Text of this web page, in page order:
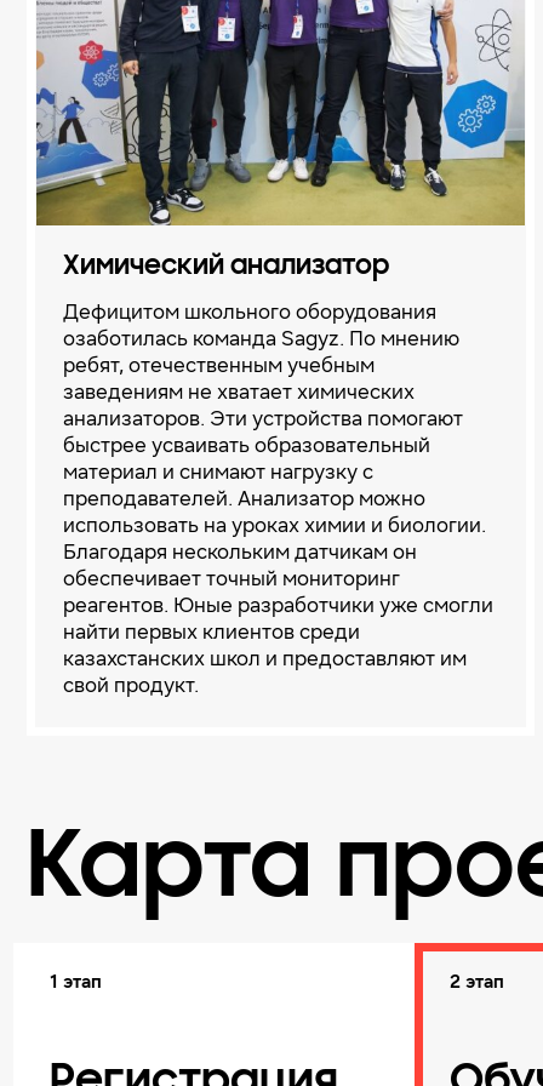
Химический анализатор
Дефицитом школьного оборудования
озаботилась команда Sagyz. По мнению
ребят, отечественным учебным
заведениям не хватает химических
анализаторов. Эти устройства помогают
быстрее усваивать образовательный
материал и снимают нагрузку с
преподавателей. Анализатор можно
использовать на уроках химии и биологии.
Благодаря нескольким датчикам он
обеспечивает точный мониторинг
реагентов. Юные разработчики уже смогли
найти первых клиентов среди
казахстанских школ и предоставляют им
свой продукт.
Карта
1 этап 2 этап